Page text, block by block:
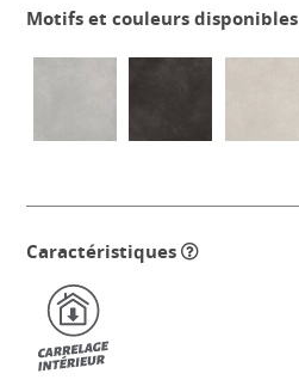
Motifs et couleurs disponibles
Caractéristiques